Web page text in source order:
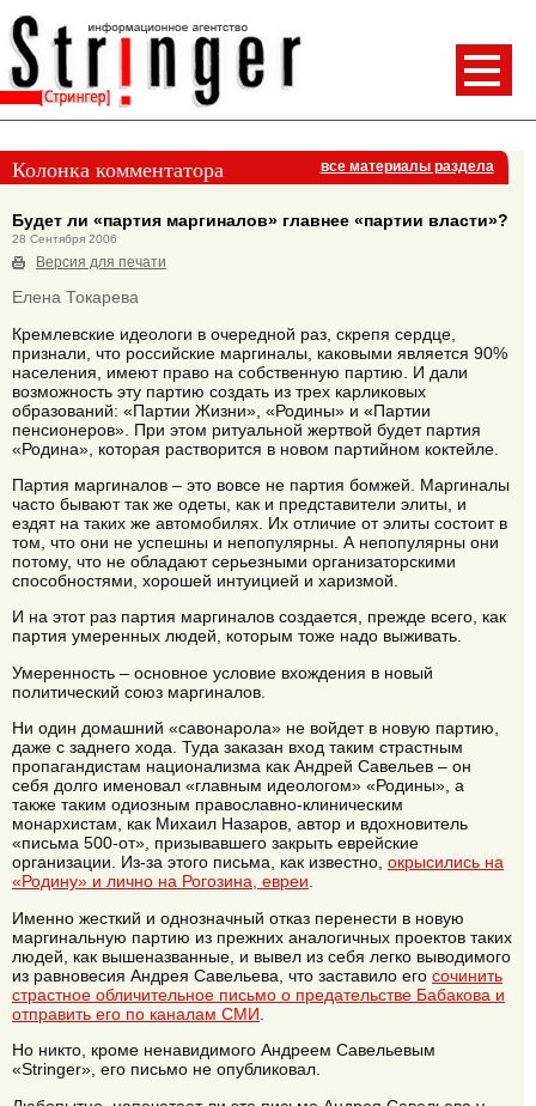
Колонка комментатора все материалы раздела
Будет ли «партия маргиналов» главнее «партии власти»?
28 Сентября 2006
Версия для печати
Елена Токарева
Кремлевские идеологи в очередной раз, скрепя сердце,
признали, что российские маргиналы, каковыми является 90%
населения, имеют право на собственную партию. И дали
возможность эту партию создать из трех карликовых
образований: «Партии Жизни», «Родины» и «Партии
пенсионеров». При этом ритуальной жертвой будет партия
«Родина», которая растворится в новом партийном коктейле.
Партия маргиналов – это вовсе не партия бомжей. Маргиналы
часто бывают так же одеты, как и представители элиты, и
ездят на таких же автомобилях. Их отличие от элиты состоит в
том, что они не успешны и непопулярны. А непопулярны они
потому, что не обладают серьезными организаторскими
способностями, хорошей интуицией и харизмой.
И на этот раз партия маргиналов создается, прежде всего, как
партия умеренных людей, которым тоже надо выживать.
Умеренность – основное условие вхождения в новый
политический союз маргиналов.
Ни один домашний «савонарола» не войдет в новую партию,
даже с заднего хода. Туда заказан вход таким страстным
пропагандистам национализма как Андрей Савельев – он
себя долго именовал «главным идеологом» «Родины», а
также таким одиозным православно-клиническим
монархистам, как Михаил Назаров, автор и вдохновитель
«письма 500-от», призывавшего закрыть еврейские
организации. Из-за этого письма, как известно, окрысились на
«Родину» и лично на Рогозина, евреи.
Именно жесткий и однозначный отказ перенести в новую
маргинальную партию из прежних аналогичных проектов таких
людей, как вышеназванные, и вывел из себя легко выводимого
из равновесия Андрея Савельева, что заставило его сочинить
страстное обличительное письмо о предательстве Бабакова и
отправить его по каналам СМИ
Но никто, кроме ненавидимого Андреем Савельевым
«Stringer», его письмо не опубликовал.